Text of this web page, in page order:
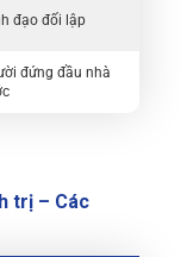
đạo đối lập
đứng đầu nhà
trị – Các